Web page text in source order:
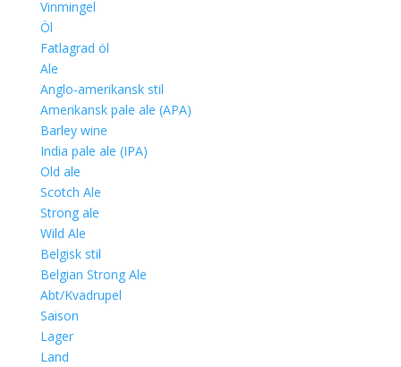
Vinmingel
Öl
Fatlagrad öl
Ale
Anglo-amerikansk stil
Amerikansk pale ale (APA)
Barley wine
India pale ale (IPA)
Old ale
Scotch Ale
Strong ale
Wild Ale
Belgisk stil
Belgian Strong Ale
Abt/Kvadrupel
Saison
Lager
Land